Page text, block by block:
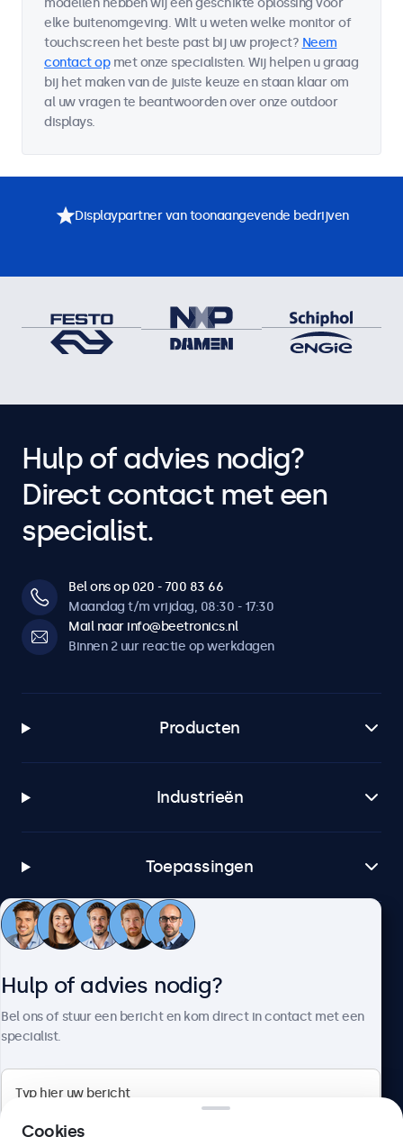
modellen hebben wij een geschikte oplossing voor
elke buitenomgeving. Wilt u weten welke monitor of
touchscreen het beste past bij uw project? Neem
contact opmet onze specialisten. Wij helpen u graag
bij het maken van de juiste keuze en staan klaar om
al uw vragen te beantwoorden over onze outdoor
displays.
Displaypartner van toonaangevende bedrijven
Hulp of advies nodig?
Direct contact met een
specialist.
Bel ons op 020 - 700 83 66
Maandag t/m vrijdag, 08:30 - 17:30
Mail naar info@beetronics.nl
Binnen 2 uur reactie op werkdagen
Producten
Industrieën
Toepassingen
Klantenservice
Hulp of advies nodig?
Bel ons of stuur een bericht en kom direct in contact met een
specialist.
Cookies